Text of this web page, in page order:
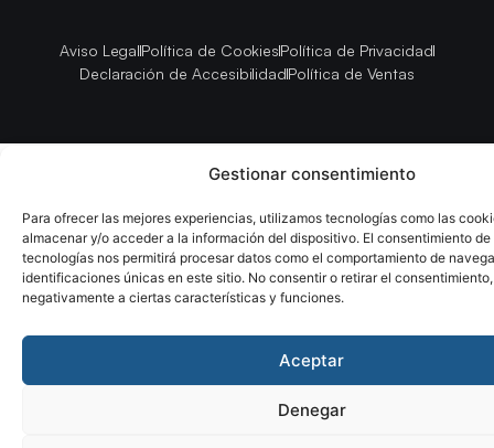
Gestionar consentimiento
Para ofrecer las mejores experiencias, utilizamos tecnologías como las
almacenar y/o acceder a la información del dispositivo. El consentimiento de
tecnologías nos permitirá procesar datos como el comportamiento de
identificaciones únicas en este sitio. No consentir o retirar el
negativamente a ciertas características y funciones.
Aceptar
Denegar
Aviso LegalPolítica de CookiesPolítica de Privacidad
Declaración de AccesibilidadPolítica de Ventas